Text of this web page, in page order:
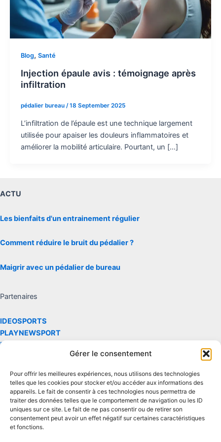
Gérer le consentement
Pour offrir les meilleures expériences, nous utilisons des technologies
telles que les cookies pour stocker et/ou accéder aux informations des
appareils. Le fait de consentir à ces technologies nous permettra de
traiter des données telles que le comportement de navigation ou les ID
uniques sur ce site. Le fait de ne pas consentir ou de retirer son
consentement peut avoir un effet négatif sur certaines caractéristiques
et fonctions.
Blog, Santé
Injection épaule avis : témoignage après
infiltration
pédalier bureau /18 September 2025
L’infiltration de l’épaule est une technique largement
utilisée pour apaiser les douleurs inflammatoires et
améliorer la mobilité articulaire. Pourtant, un […]
ACTU
Les bienfaits d'un entrainement régulier
Comment réduire le bruit du pédalier ?
Maigrir avec un pédalier de bureau
Partenaires
IDEOSPORTS
PLAYNEWSPORT
LARENVERSE
d'affiliation Amazon
Contact
Mentions légales